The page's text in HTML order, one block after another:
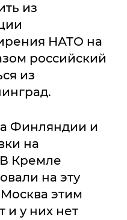
из
НАТО на
российский
из
Финляндии и
на
Кремле
на эту
Москва этим
и у них нет